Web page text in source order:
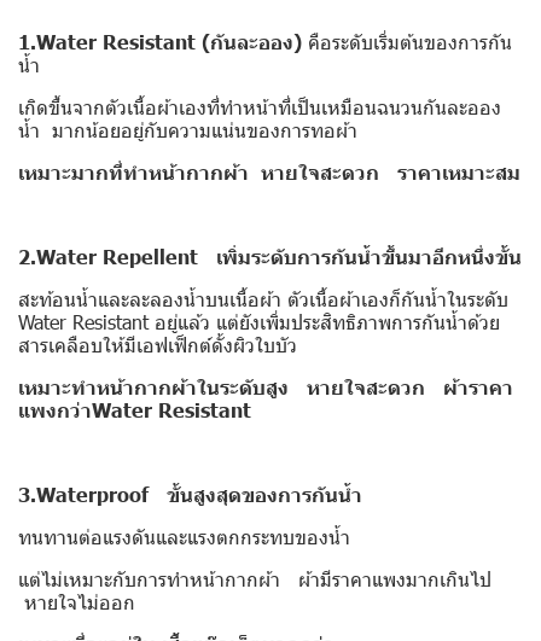
1.Water Resistant (กันละออง) คือระดับเริ่มต้นของการกัน
น้ำ
เกิดขึ้นจากตัวเนื้อผ้าเองที่ทำหน้าที่เป็นเหมือนฉนวนกันละออง
น้ำ มากน้อยอยู่กับความแน่นของการทอผ้า
เหมาะมากที่ทำหน้ากากผ้า หายใจสะดวก ราคาเหมาะสม
2.Water Repellent เพิ่มระดับการกันน้ำขึ้นมาอีกหนึ่งขั้น
สะท้อนน้ำและละลองน้ำบนเนื้อผ้า ตัวเนื้อผ้าเองก็กันน้ำในระดับ
Water Resistant อยู่แล้ว แต่ยังเพิ่มประสิทธิภาพการกันน้ำด้วย
สารเคลือบให้มีเอฟเฟ็กต์ดั้งผิวใบบัว
เหมาะทำหน้ากากผ้าในระดับสูง หายใจสะดวก ผ้าราคา
แพงกว่าWater Resistant
3.Waterproof ขั้นสูงสุดของการกันน้ำ
ทนทานต่อแรงดันและแรงตกกระทบของน้ำ
แต่ไม่เหมาะกับการทำหน้ากากผ้า ผ้ามีราคาแพงมากเกินไป
หายใจไม่ออก